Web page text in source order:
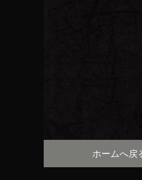
京都
知ら
コンテンツへ
ホームへ戻